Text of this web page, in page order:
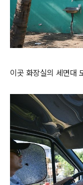
이곳 화장실의 세면대